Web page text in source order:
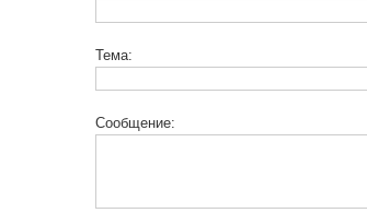
Тема:
Сообщение: